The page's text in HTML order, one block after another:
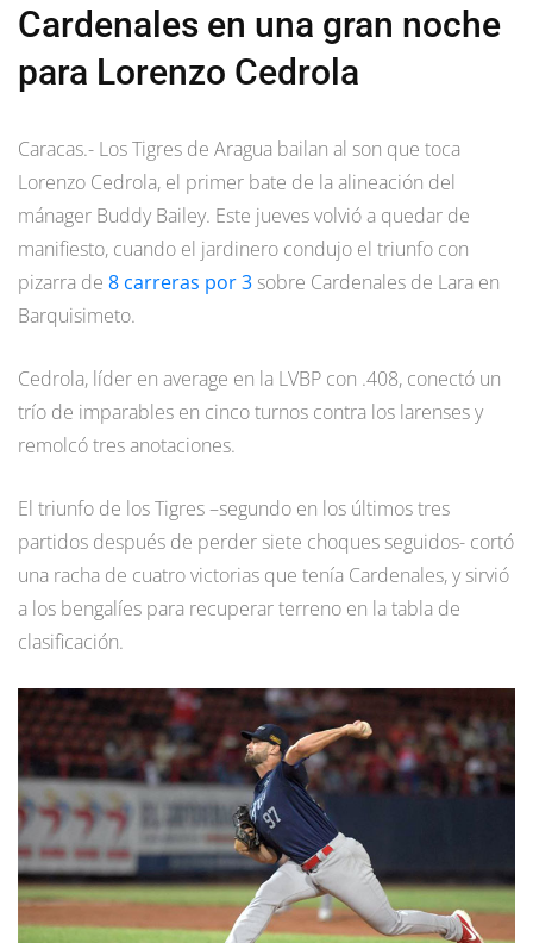
Cardenales en una gran noche
para Lorenzo Cedrola
Caracas.- Los Tigres de Aragua bailan al son que toca
Lorenzo Cedrola, el primer bate de la alineación del
mánager Buddy Bailey. Este jueves volvió a quedar de
manifiesto, cuando el jardinero condujo el triunfo con
pizarra de 8 carreras por 3 sobre Cardenales de Lara en
Barquisimeto.
Cedrola, líder en average en la LVBP con .408, conectó un
trío de imparables en cinco turnos contra los larenses y
remolcó tres anotaciones.
El triunfo de los Tigres –segundo en los últimos tres
partidos después de perder siete choques seguidos- cortó
una racha de cuatro victorias que tenía Cardenales, y sirvió
a los bengalíes para recuperar terreno en la tabla de
clasificación.